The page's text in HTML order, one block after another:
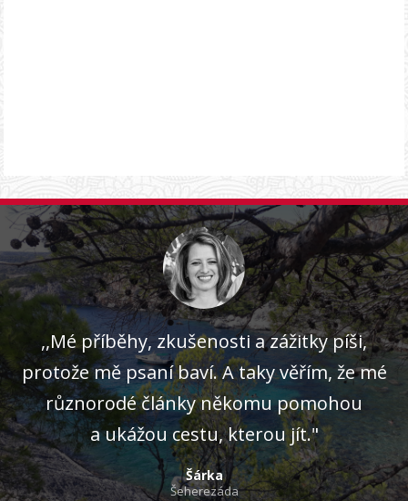
,,Mé příběhy, zkušenosti a zážitky píši,
protože mě psaní baví. A taky věřím, že mé
různorodé články někomu pomohou
a ukážou cestu, kterou jít."
Šárka
Šeherezáda